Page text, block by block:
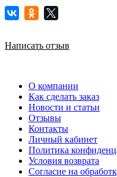
Написать отзыв
О компании
Как сделать заказ
Новости и статьи
Отзывы
Контакты
Личный кабинет
Политика
Условия возврата
Согласие на